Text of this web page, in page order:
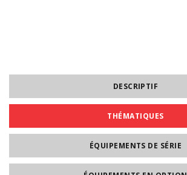
DESCRIPTIF
THÉMATIQUES
ÉQUIPEMENTS DE SÉRIE